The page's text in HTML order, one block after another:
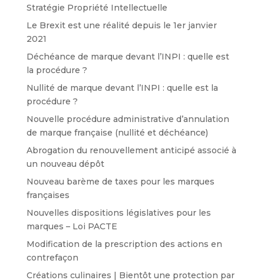
Stratégie Propriété Intellectuelle
Le Brexit est une réalité depuis le 1er janvier
2021
Déchéance de marque devant l’INPI : quelle est
la procédure ?
Nullité de marque devant l’INPI : quelle est la
procédure ?
Nouvelle procédure administrative d’annulation
de marque française (nullité et déchéance)
Abrogation du renouvellement anticipé associé à
un nouveau dépôt
Nouveau barème de taxes pour les marques
françaises
Nouvelles dispositions législatives pour les
marques – Loi PACTE
Modification de la prescription des actions en
contrefaçon
Créations culinaires | Bientôt une protection par